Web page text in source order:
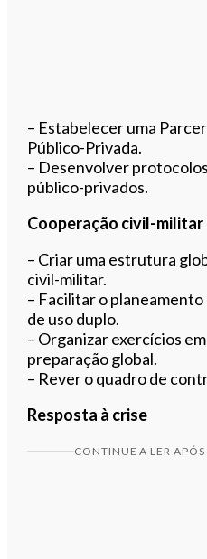
– Estabelecer uma
Público-Privada.
– Desenvolver
público-privados.
Cooperação civil-militar
– Criar uma estrutura
civil-militar.
– Facilitar o
de uso duplo.
– Organizar exercícios
preparação global.
– Rever o quadro de
Resposta à crise
CONTINUE A LER